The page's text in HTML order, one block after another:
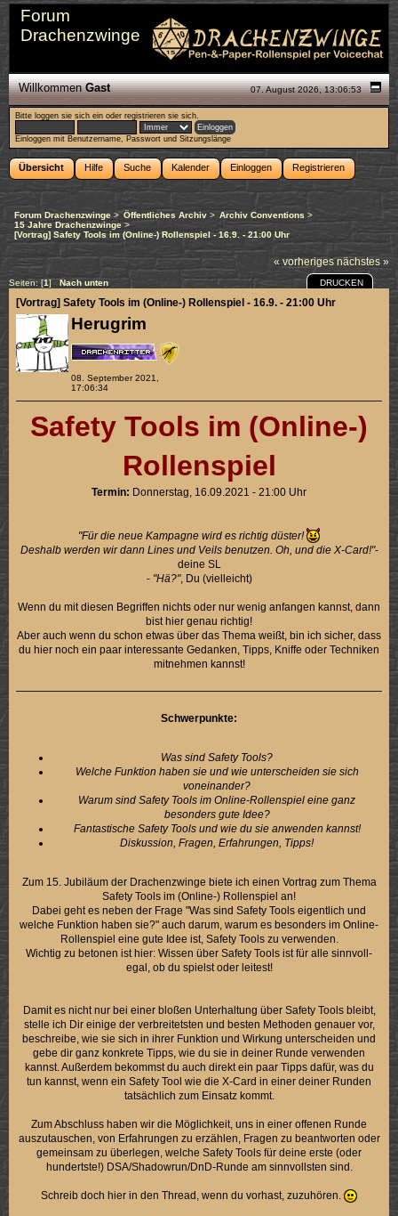
Forum
Drachenzwinge
07. August 2026, 13:06:53
WillkommenGast
Bitte loggen sie sich ein oderregistrieren sie sich.
Einloggen mit Benutzername, Passwort und Sitzungslänge
Übersicht Hilfe Suche Kalender Einloggen Registrieren
Forum Drachenzwinge > Öffentliches Archiv> Archiv Conventions >
15 Jahre Drachenzwinge >
[Vortrag] Safety Tools im (Online-) Rollenspiel - 16.9. - 21:00 Uhr
« vorheriges nächstes »
Seiten: [1]Nach unten DRUCKEN
Herugrim
08. September 2021,
17:06:34
[Vortrag] Safety Tools im (Online-) Rollenspiel - 16.9. - 21:00 Uhr
Safety Tools im (Online-)
Rollenspiel
Termin: Donnerstag, 16.09.2021 - 21:00 Uhr
"Für die neue Kampagne wird es richtig düster!
Deshalb werden wir dann Lines und Veils benutzen. Oh, und die X-Card!"-
deine SL
- "Hä?", Du (vielleicht)
Wenn du mit diesen Begriffen nichts oder nur wenig anfangen kannst, dann
bist hier genau richtig!
Aber auch wenn du schon etwas über das Thema weißt, bin ich sicher, dass
du hier noch ein paar interessante Gedanken, Tipps, Kniffe oder Techniken
mitnehmen kannst!
Schwerpunkte:
Was sind Safety Tools?
Welche Funktion haben sie und wie unterscheiden sie sich
voneinander?
Warum sind Safety Tools im Online-Rollenspiel eine ganz
besonders gute Idee?
Fantastische Safety Tools und wie du sie anwenden kannst!
Diskussion, Fragen, Erfahrungen, Tipps!
Zum 15. Jubiläum der Drachenzwinge biete ich einen Vortrag zum Thema
Safety Tools im (Online-) Rollenspiel an!
Dabei geht es neben der Frage "Was sind Safety Tools eigentlich und
welche Funktion haben sie?" auch darum, warum es besonders im Online-
Rollenspiel eine gute Idee ist, Safety Tools zu verwenden.
Wichtig zu betonen ist hier: Wissen über Safety Tools ist für alle sinnvoll-
egal, ob du spielst oder leitest!
Damit es nicht nur bei einer bloßen Unterhaltung über Safety Tools bleibt,
stelle ich Dir einige der verbreitetsten und besten Methoden genauer vor,
beschreibe, wie sie sich in ihrer Funktion und Wirkung unterscheiden und
gebe dir ganz konkrete Tipps, wie du sie in deiner Runde verwenden
kannst. Außerdem bekommst du auch direkt ein paar Tipps dafür, was du
tun kannst, wenn ein Safety Tool wie die X-Card in einer deiner Runden
tatsächlich zum Einsatz kommt.
Zum Abschluss haben wir die Möglichkeit, uns in einer offenen Runde
auszutauschen, von Erfahrungen zu erzählen, Fragen zu beantworten oder
gemeinsam zu überlegen, welche Safety Tools für deine erste (oder
hundertste!) DSA/Shadowrun/DnD-Runde am sinnvollsten sind.
Schreib doch hier in den Thread, wenn du vorhast, zuzuhören.